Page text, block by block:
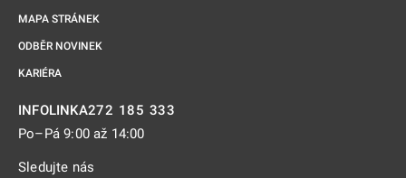
MAPA STRÁNEK
ODBĚR NOVINEK
KARIÉRA
INFOLINKA272 185 333
Po–Pá 9:00 až 14:00
Sledujte nás